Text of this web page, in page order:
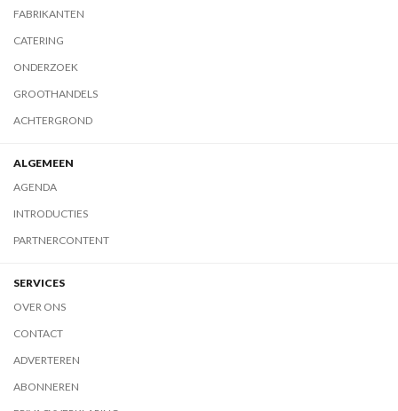
FABRIKANTEN
CATERING
ONDERZOEK
GROOTHANDELS
ACHTERGROND
ALGEMEEN
AGENDA
INTRODUCTIES
PARTNERCONTENT
SERVICES
OVER ONS
CONTACT
ADVERTEREN
ABONNEREN